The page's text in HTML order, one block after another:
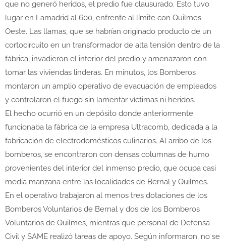
que no generó heridos, el predio fue clausurado. Esto tuvo
lugar en Lamadrid al 600, enfrente al límite con Quilmes
Oeste. Las llamas, que se habrían originado producto de un
cortocircuito en un transformador de alta tensión dentro de la
fábrica, invadieron el interior del predio y amenazaron con
tomar las viviendas linderas. En minutos, los Bomberos
montaron un amplio operativo de evacuación de empleados
y controlaron el fuego sin lamentar víctimas ni heridos.
El hecho ocurrió en un depósito donde anteriormente
funcionaba la fábrica de la empresa Ultracomb, dedicada a la
fabricación de electrodomésticos culinarios. Al arribo de los
bomberos, se encontraron con densas columnas de humo
provenientes del interior del inmenso predio, que ocupa casi
media manzana entre las localidades de Bernal y Quilmes.
En el operativo trabajaron al menos tres dotaciones de los
Bomberos Voluntarios de Bernal y dos de los Bomberos
Voluntarios de Quilmes, mientras que personal de Defensa
Civil y SAME realizó tareas de apoyo. Según informaron, no se